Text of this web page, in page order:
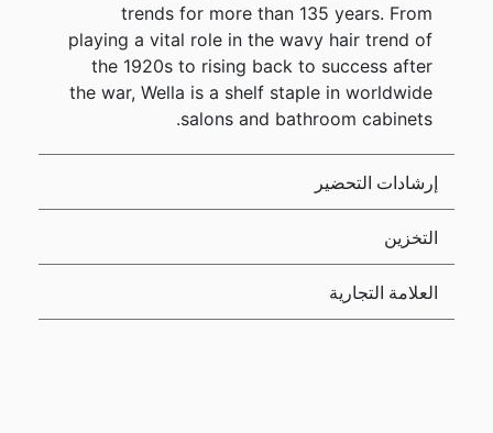
trends for more than 135 years. From
playing a vital role in the wavy hair trend of
the 1920s to rising back to success after
the war, Wella is a shelf staple in worldwide
salons and bathroom cabinets.
إرشادات التحضير
التخزين
العلامة التجارية